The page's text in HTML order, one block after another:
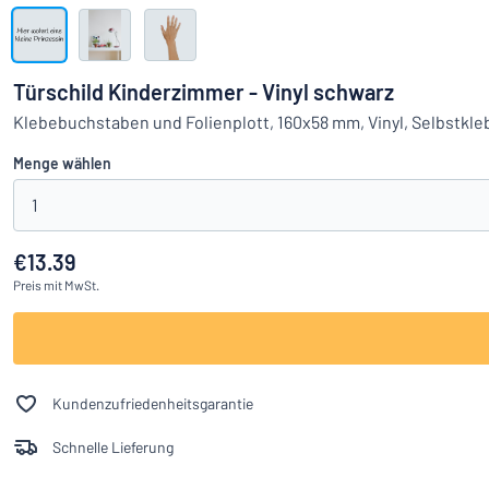
Das
Alle Kategorien anzeigen
Einloggen
Kundenservice
Privat
Türschild Kinderzimmer - Vinyl schwarz
Klebebuchstaben und Folienplott, 160x58 mm, Vinyl,
Menge wählen
1
€13.39
Preis mit MwSt.
Kundenzufriedenheitsgarantie
Schnelle Lieferung